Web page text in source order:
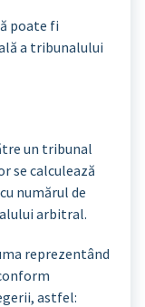
poate fi
a tribunalului
un tribunal
se calculează
numărul de
arbitral.
reprezentând
astfel: